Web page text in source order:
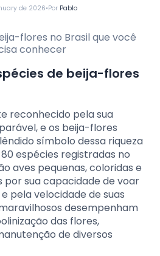
de 2026•Por Pablo
de beija-flores
reconhecido pela sua
e os beija-flores
símbolo dessa riqueza
espécies registradas no
aves pequenas, coloridas e
por sua capacidade de voar
pela velocidade de suas
desempenham
das flores,
de diversos